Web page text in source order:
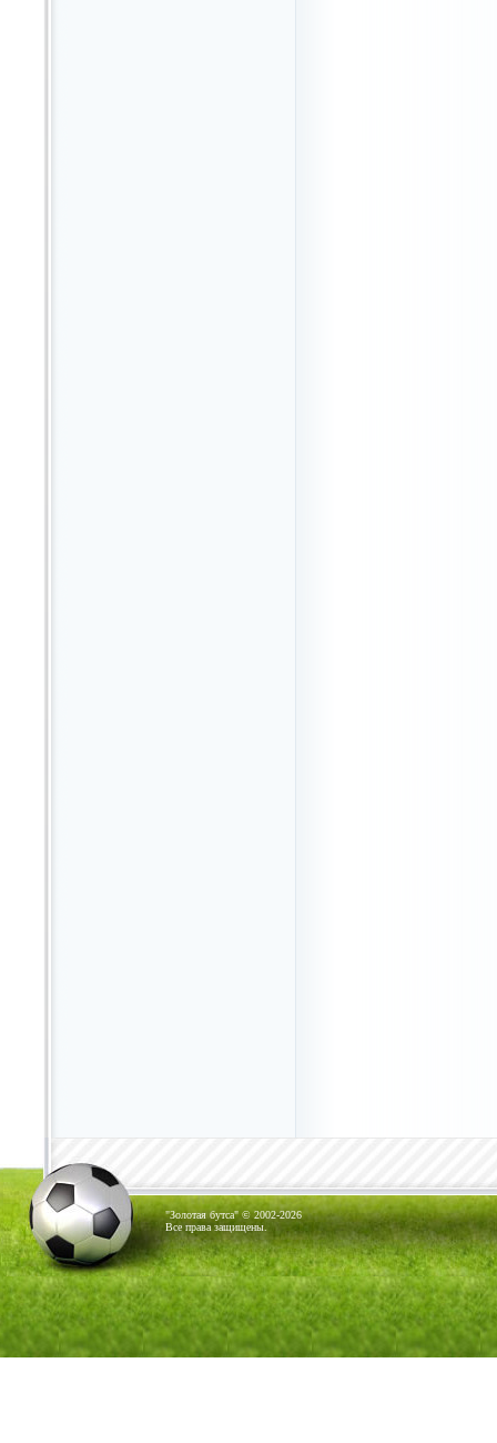
"Золотая бутса" © 2002-2026
Все права защищены.